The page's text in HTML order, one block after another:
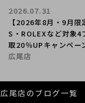
【2026年8月・9月限
S・ROLEXなど対象4
取20％UPキャンペー
2026.07.31
広尾店
広尾店のブログ一覧